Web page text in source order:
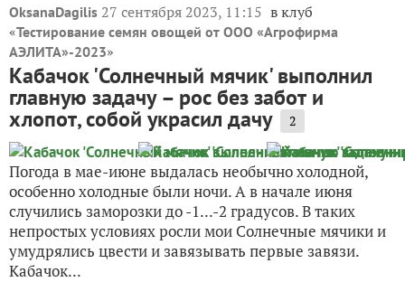
OksanaDagilis 27 сентября 2023, 11:15 в клуб
«Тестирование семян овощей от ООО «Агрофирма
АЭЛИТА»-2023»
Кабачок 'Солнечный мячик' выполнил
главную задачу – рос без забот и
хлопот, собой украсил дачу 2
Погода в мае-июне выдалась необычно холодной,
особенно холодные были ночи. А в начале июня
случились заморозки до -1...-2 градусов. В таких
непростых условиях росли мои Солнечные мячики и
умудрялись цвести и завязывать первые завязи.
Кабачок...